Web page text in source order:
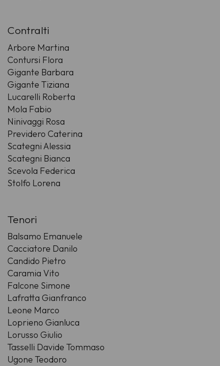
Contralti
Arbore Martina
Contursi Flora
Gigante Barbara
Gigante Tiziana
Lucarelli Roberta
Mola Fabio
Ninivaggi Rosa
Previdero Caterina
Scategni Alessia
Scategni Bianca
Scevola Federica
Stolfo Lorena
Tenori
Balsamo Emanuele
Cacciatore Danilo
Candido Pietro
Caramia Vito
Falcone Simone
Lafratta Gianfranco
Leone Marco
Loprieno Gianluca
Lorusso Giulio
Tasselli Davide Tommaso
Ugone Teodoro